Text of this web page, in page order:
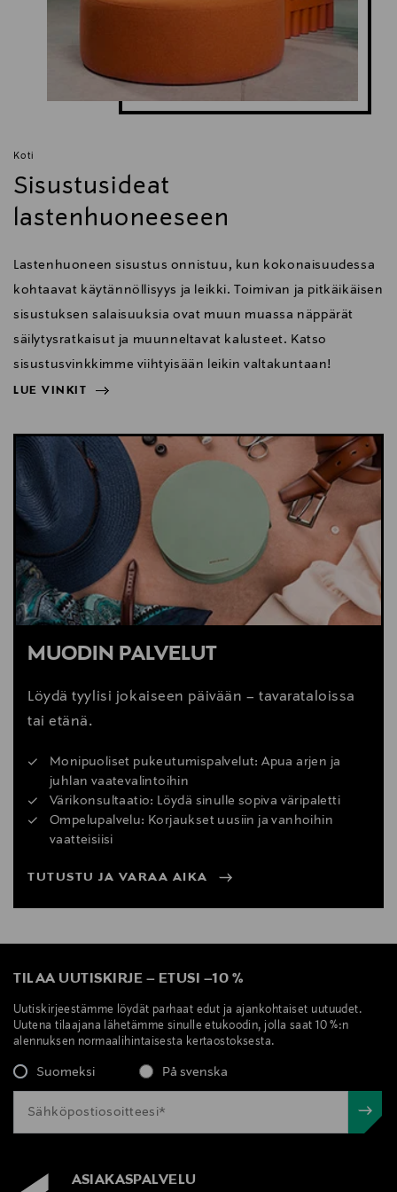
Koti
Sisustusideat
lastenhuoneeseen
Lastenhuoneen sisustus onnistuu, kun kokonaisuudessa
kohtaavat käytännöllisyys ja leikki. Toimivan ja pitkäikäisen
sisustuksen salaisuuksia ovat muun muassa näppärät
säilytysratkaisut ja muunneltavat kalusteet. Katso
sisustusvinkkimme viihtyisään leikin valtakuntaan!
LUE VINKIT
LUE VINKIT
MUODIN PALVELUT
Löydä tyylisi jokaiseen päivään – tavarataloissa
tai etänä.
Monipuoliset pukeutumispalvelut: Apua arjen ja
juhlan vaatevalintoihin
Värikonsultaatio: Löydä sinulle sopiva väripaletti
Ompelupalvelu: Korjaukset uusiin ja vanhoihin
vaatteisiisi
TUTUSTU JA VARAA AIKA
TILAA UUTISKIRJE – ETUSI –10 %
Uutiskirjeestämme löydät parhaat edut ja ajankohtaiset uutuudet.
Uutena tilaajana lähetämme sinulle etukoodin, jolla saat 10 %:n
alennuksen normaalihintaisesta kertaostoksesta.
Suomeksi På svenska
ASIAKASPALVELU